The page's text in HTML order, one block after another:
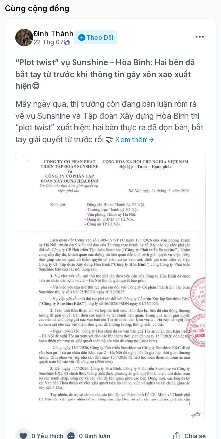
Cùng cộng đồng
Đình Thành
22 Thg 07
Theo Dõi
“Plot twist” vụ Sunshine – Hòa Bình: Hai bên đã
bắt tay từ trước khi thông tin gây xôn xao xuất
hiện😌
Mấy ngày qua, thị trường còn đang bàn luận rôm rả
về vụ Sunshine và Tập đoàn Xây dựng Hòa Bình thì
“plot twist” xuất hiện: hai bên thực ra đã dọn bàn, bắt
tay giải quyết từ trước rồi 🤝 Xem thêm
0 Yêu thích 0 Bình luận Chia sẻ